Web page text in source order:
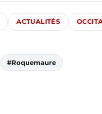
ACTUALITÉS
#Roquemaure